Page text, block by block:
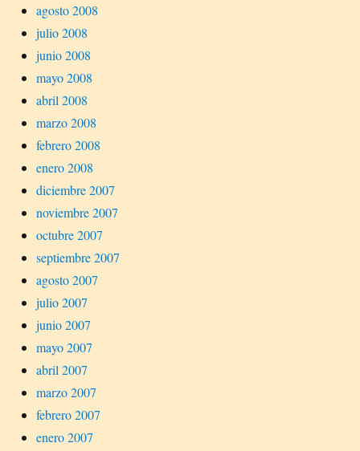
agosto 2008
julio 2008
junio 2008
mayo 2008
abril 2008
marzo 2008
febrero 2008
enero 2008
diciembre 2007
noviembre 2007
octubre 2007
septiembre 2007
agosto 2007
julio 2007
junio 2007
mayo 2007
abril 2007
marzo 2007
febrero 2007
enero 2007